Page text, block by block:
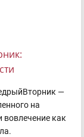
—
на
вовлечение как